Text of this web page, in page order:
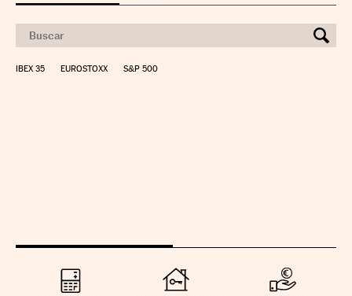
IBEX 35 EUROSTOXX S&P 500